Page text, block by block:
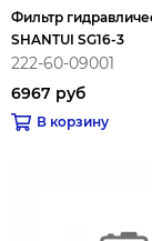
Фильтр
SHANTUI SG16-3
222-60-09001
6967 руб
В корзину